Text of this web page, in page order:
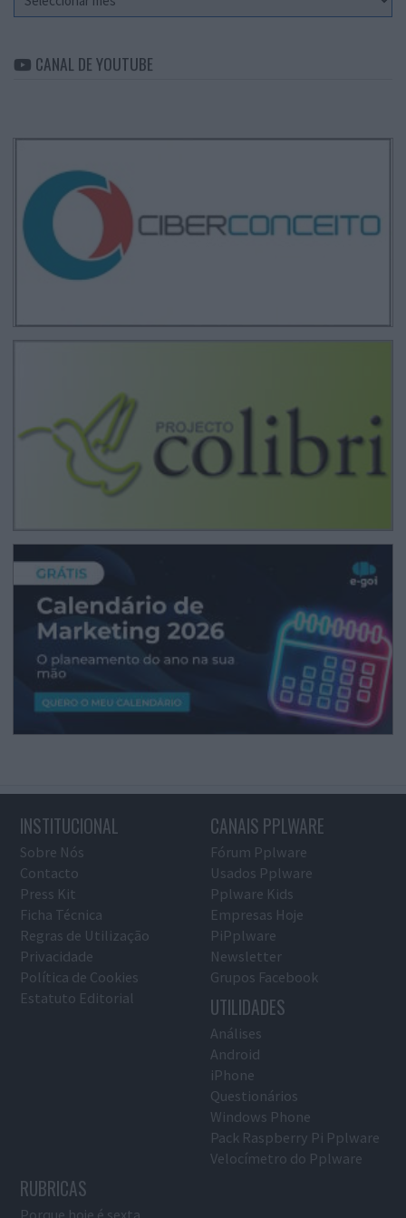
CANAL DE YOUTUBE
INSTITUCIONAL
Sobre Nós
Contacto
Press Kit
Ficha Técnica
Regras de Utilização
Privacidade
Política de Cookies
Estatuto Editorial
CANAIS PPLWARE
Fórum Pplware
Usados Pplware
Pplware Kids
Empresas Hoje
PiPplware
Newsletter
Grupos Facebook
UTILIDADES
Análises
Android
iPhone
Questionários
Windows Phone
Pack Raspberry Pi Pplware
Velocímetro do Pplware
RUBRICAS
Porque hoje é sexta